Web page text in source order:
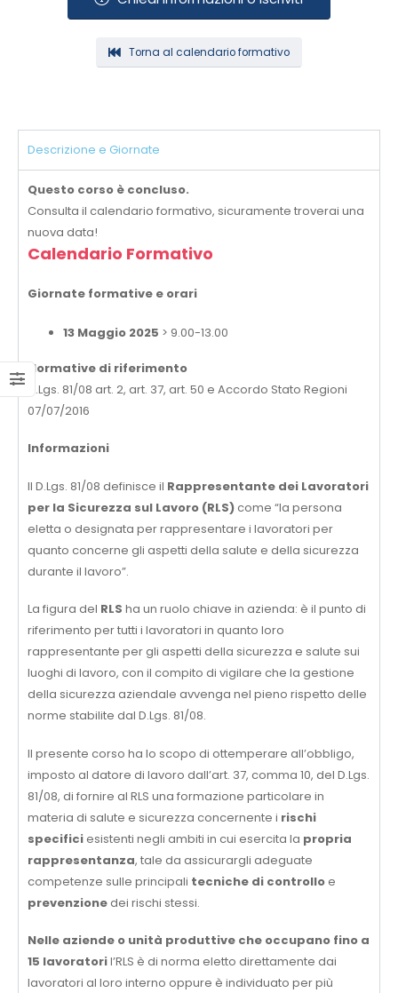
Torna al calendario formativo
Descrizione e Giornate
Questo corso è concluso.
Consulta il calendario formativo, sicuramente troverai una
nuova data!
Calendario Formativo
Giornate formative e orari
13 Maggio 2025 > 9.00-13.00
Normative di riferimento
D.Lgs. 81/08 art. 2, art. 37, art. 50 e Accordo Stato Regioni
07/07/2016
Informazioni
Il D.Lgs. 81/08 definisce il Rappresentante dei Lavoratori
per la Sicurezza sul Lavoro (RLS)come “la persona
eletta o designata per rappresentare i lavoratori per
quanto concerne gli aspetti della salute e della sicurezza
durante il lavoro”.
La figura del RLS ha un ruolo chiave in azienda: è il punto di
riferimento per tutti i lavoratori in quanto loro
rappresentante per gli aspetti della sicurezza e salute sui
luoghi di lavoro, con il compito di vigilare che la gestione
della sicurezza aziendale avvenga nel pieno rispetto delle
norme stabilite dal D.Lgs. 81/08.
Il presente corso ha lo scopo di ottemperare all’obbligo,
imposto al datore di lavoro dall’art. 37, comma 10, del D.Lgs.
81/08, di fornire al RLS una formazione particolare in
materia di salute e sicurezza concernente i rischi
specifici esistenti negli ambiti in cui esercita la propria
rappresentanza, tale da assicurargli adeguate
competenze sulle principali tecniche di controllo e
prevenzionedei rischi stessi.
Nelle aziende o unità produttive che occupano fino a
15 lavoratoril’RLS è di norma eletto direttamente dai
lavoratori al loro interno oppure è individuato per più